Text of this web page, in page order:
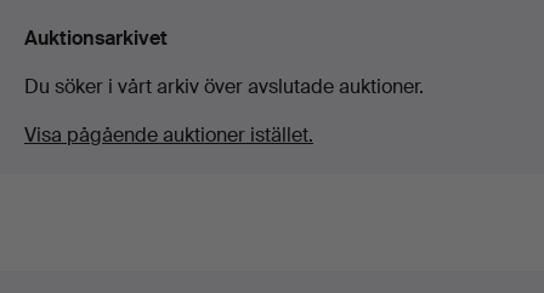
Auktionsarkivet
Du söker i vårt arkiv över avslutade auktioner.
Visa pågående auktioner istället.